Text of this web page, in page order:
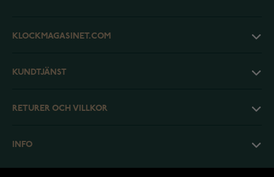
KLOCKMAGASINET.COM
KUNDTJÄNST
RETURER OCH VILLKOR
INFO